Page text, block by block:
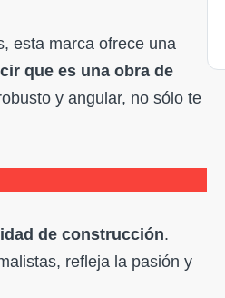
esta marca ofrece una
que es una obra de
y angular, no sólo te
de construcción.
refleja la pasión y